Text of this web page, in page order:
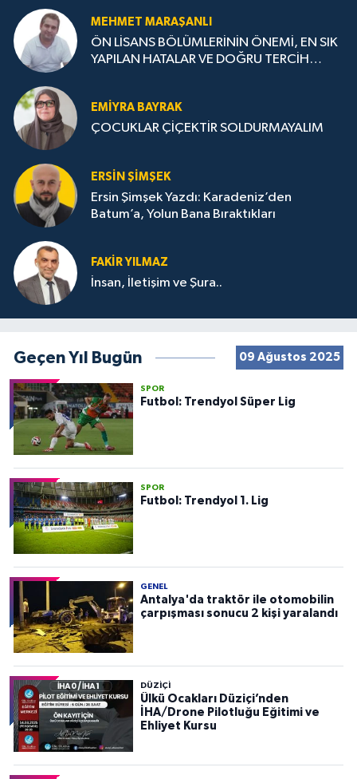
MEHMET MARAŞANLI
ÖN LİSANS BÖLÜMLERİNİN ÖNEMİ, EN SIK
YAPILAN HATALAR VE DOĞRU TERCİH
EMIYRA BAYRAK
ÇOCUKLAR ÇİÇEKTİR SOLDURMAYALIM
ERSIN ŞIMŞEK
Ersin Şimşek Yazdı: Karadeniz’den
Batum’a, Yolun Bana Bıraktıkları
FAKIR YILMAZ
İnsan, İletişim ve Şura..
Geçen Yıl Bugün 09 Ağustos 2025
SPOR
Futbol: Trendyol Süper Lig
SPOR
Futbol: Trendyol 1. Lig
GENEL
Antalya'da traktör ile otomobilin
çarpışması sonucu 2 kişi yaralandı
DÜZIÇI
Ülkü Ocakları Düziçi’nden
İHA/Drone Pilotluğu Eğitimi ve
Ehliyet Kursu